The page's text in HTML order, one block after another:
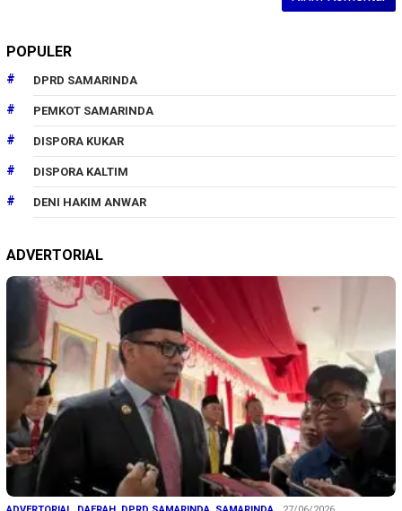
POPULER
DPRD SAMARINDA
PEMKOT SAMARINDA
DISPORA KUKAR
DISPORA KALTIM
DENI HAKIM ANWAR
ADVERTORIAL